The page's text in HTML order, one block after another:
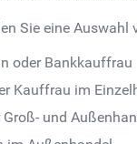
Sie eine
oder Bankkauffrau
Kauffrau im
und